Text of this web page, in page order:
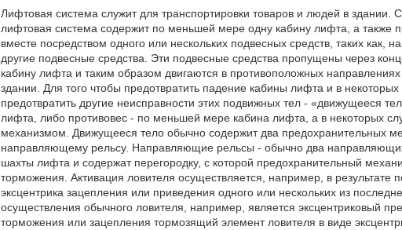
Лифтовая система служит для транспортировки товаров и людей в
лифтовая система содержит по меньшей мере одну кабину лифта, а также
вместе посредством одного или нескольких подвесных средств, таких как,
другие подвесные средства. Эти подвесные средства пропущены через
кабину лифта и таким образом двигаются в противоположных
здании. Для того чтобы предотвратить падение кабины лифта и в
предотвратить другие неисправности этих подвижных тел - «движущееся
лифта, либо противовес - по меньшей мере кабина лифта, а в некоторых
механизмом. Движущееся тело обычно содержит два предохранительных
направляющему рельсу. Направляющие рельсы - обычно два
шахты лифта и содержат перегородку, с которой предохранительный
торможения. Активация ловителя осуществляется, например, в результате
эксцентрика зацепления или приведения одного или нескольких из
осуществления обычного ловителя, например, является эксцентриковый
торможения или зацепления тормозящий элемент ловителя в виде